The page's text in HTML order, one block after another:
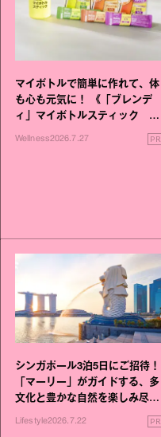
マイボトルで簡単に作れて、体
も心も元気に！ 《「ブレンデ
ィ」マイボトルスティック い
いこと毎日》シリーズが誕生
Wellness2026.7.27 PR
シンガポール3泊5日にご招待！
「マーリー」がガイドする、多
文化と豊かな自然を楽しみ尽く
す旅
Lifestyle2026.7.22 PR